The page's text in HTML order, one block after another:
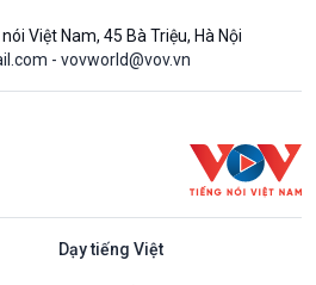
Việt Nam, 45 Bà Triệu, Hà Nội
- vovworld@vov.vn
Dạy tiếng Việt